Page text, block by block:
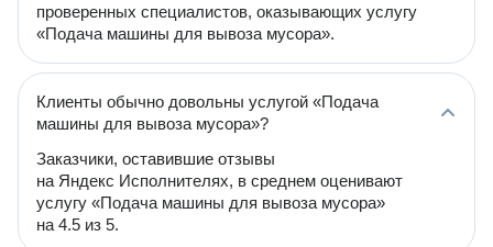
проверенных специалистов, оказывающих услугу
«Подача машины для вывоза мусора».
Клиенты обычно довольны услугой «Подача
машины для вывоза мусора»?
Заказчики, оставившие отзывы
на Яндекс Исполнителях, в среднем оценивают
услугу «Подача машины для вывоза мусора»
на 4.5 из 5.